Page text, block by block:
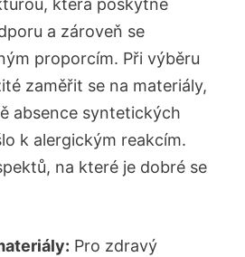
která poskytne
a zároveň se​
proporcím. Při výběru
zaměřit se na materiály,
absence syntetických
⁤k ⁢alergickým reakcím.
na které je dobré se
Pro zdravý